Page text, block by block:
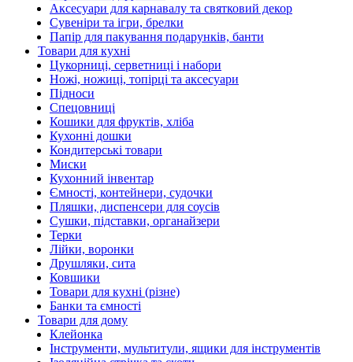
Аксесуари для карнавалу та святковий декор
Сувеніри та ігри, брелки
Папір для пакування подарунків, банти
Товари для кухні
Цукорниці, серветниці і набори
Ножі, ножиці, топірці та аксесуари
Підноси
Спецовниці
Кошики для фруктів, хліба
Кухонні дошки
Кондитерські товари
Миски
Кухонний інвентар
Ємності, контейнери, судочки
Пляшки, диспенсери для соусів
Сушки, підставки, органайзери
Терки
Лійки, воронки
Друшляки, сита
Ковшики
Товари для кухні (різне)
Банки та ємності
Товари для дому
Клейонка
Інструменти, мультитули, ящики для інструментів